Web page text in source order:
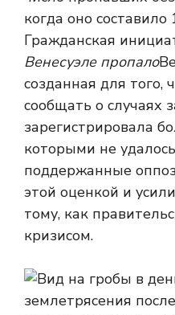
когда оно составило
Гражданская
Венесуэле пропало
созданная для того,
сообщать о случаях
зарегистрировала
которыми не
поддержанные
этой оценкой и
тому, как
кризисом.